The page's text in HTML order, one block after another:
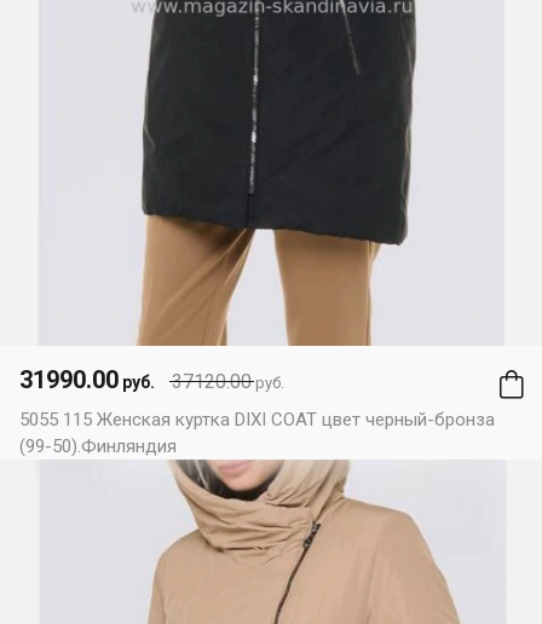
37120.00руб.
31990.00 руб.
5055 115 Женская куртка DIXI COAT цвет черный-бронза
(99-50).Финляндия